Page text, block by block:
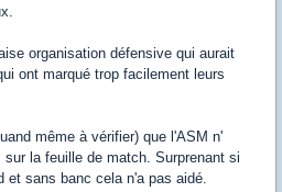
organisation défensive qui aurait
ont marqué trop facilement leurs
même à vérifier) que l'ASM n'
la feuille de match. Surprenant si
sans banc cela n'a pas aidé.